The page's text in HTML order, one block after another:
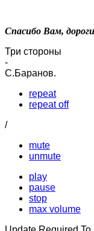
Спасибо Вам,
Три стороны
-
С.Баранов.
repeat
repeat off
/
mute
unmute
play
pause
stop
max volume